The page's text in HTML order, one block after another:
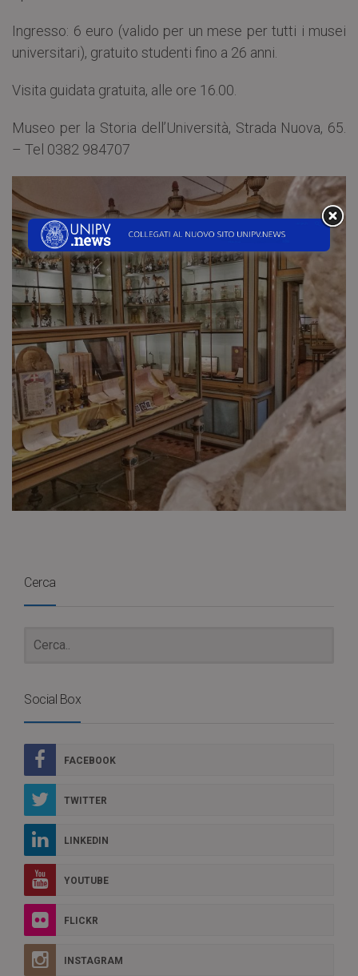
Ingresso: 6 euro (valido per un mese per tutti i musei
universitari), gratuito studenti fino a 26 anni.
Visita guidata gratuita, alle ore 16.00.
Museo per la Storia dell’Università, Strada Nuova, 65.
– Tel 0382 984707
Cerca
Social Box
FACEBOOK
TWITTER
LINKEDIN
YOUTUBE
FLICKR
INSTAGRAM